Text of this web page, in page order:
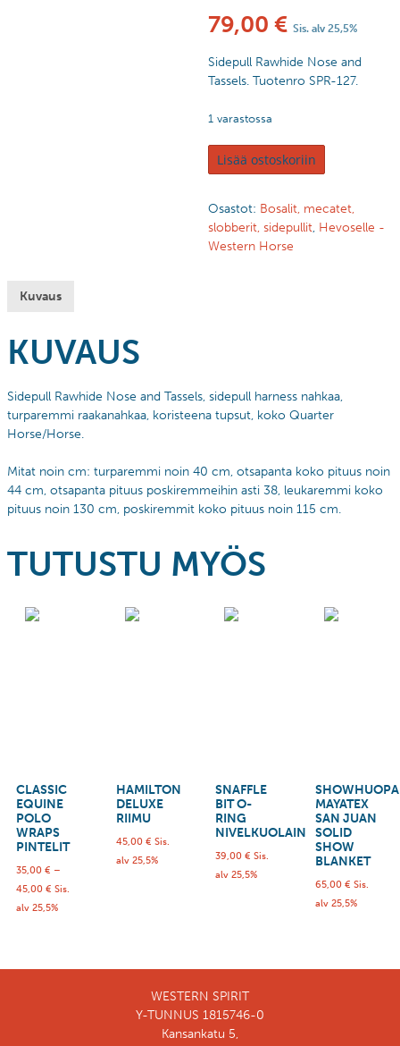
79,00 € Sis. alv 25,5%
Sidepull Rawhide Nose and
Tassels. Tuotenro SPR-127.
1 varastossa
Lisää ostoskoriin
Osastot: Bosalit, mecatet,
slobberit, sidepullit, Hevoselle -
Western Horse
Kuvaus
KUVAUS
Sidepull Rawhide Nose and Tassels, sidepull harness nahkaa,
turparemmi raakanahkaa, koristeena tupsut, koko Quarter
Horse/Horse.
Mitat noin cm: turparemmi noin 40 cm, otsapanta koko pituus noin
44 cm, otsapanta pituus poskiremmeihin asti 38, leukaremmi koko
pituus noin 130 cm, poskiremmit koko pituus noin 115 cm.
TUTUSTU MYÖS
CLASSIC
EQUINE
POLO
WRAPS
PINTELIT
35,00 € –
45,00 € Sis.
alv 25,5%
HAMILTON
DELUXE
RIIMU
45,00 € Sis.
alv 25,5%
SNAFFLE
BIT O-
RING
NIVELKUOLAIN
39,00€ Sis.
alv 25,5%
SHOWHUOPA
MAYATEX
SAN JUAN
SOLID
SHOW
BLANKET
65,00 € Sis.
alv 25,5%
WESTERN SPIRIT
Y-TUNNUS 1815746-0
Kansankatu 5,